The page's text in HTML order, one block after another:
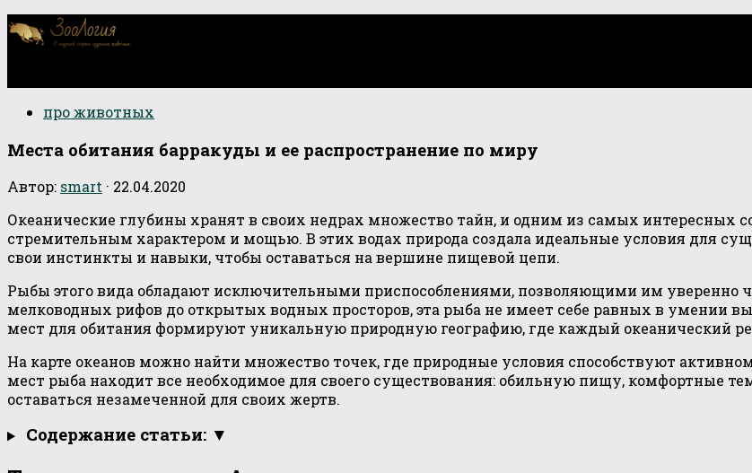
про животных
Места обитания барракуды и ее распространение по миру
Автор: smart · 22.04.2020
Океанические глубины хранят в своих недрах множество тайн, и одним из самых интересных
стремительным характером и мощью. В этих водах природа создала идеальные условия для
свои инстинкты и навыки, чтобы оставаться на вершине пищевой цепи.
Рыбы этого вида обладают исключительными приспособлениями, позволяющими им уверенно
мелководных рифов до открытых водных просторов, эта рыба не имеет себе равных в умении
мест для обитания формируют уникальную природную географию, где каждый океанический
На карте океанов можно найти множество точек, где природные условия способствуют
мест рыба находит все необходимое для своего существования: обильную пищу, комфортные
оставаться незамеченной для своих жертв.
Содержание статьи: ▼